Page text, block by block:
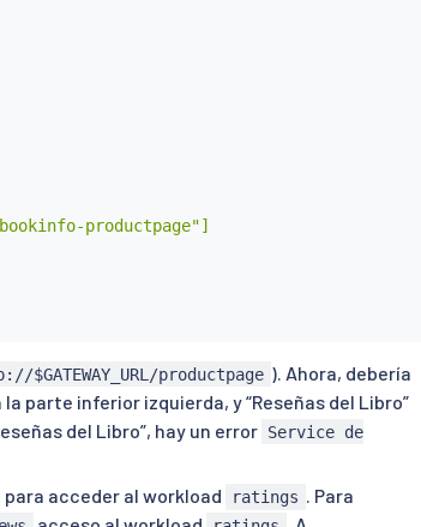
productpage"]
$GATEWAY_URL/productpage ). Ahora, debería
parte inferior izquierda, y “Reseñas del Libro”
del Libro”, hay un error Service de
acceder al workload ratings . Para